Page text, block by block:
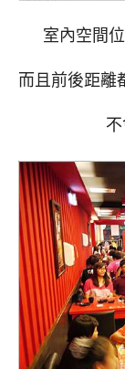
室內空間
而且前後距離